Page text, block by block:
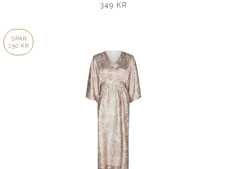
UDSALGSPRIS
349 KR
SPAR
150 KR